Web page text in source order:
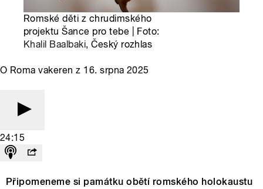
Romské děti z chrudimského
projektu Šance pro tebe | Foto:
Khalil Baalbaki, Český rozhlas
O Roma vakeren z 16. srpna 2025
24:15
Připomeneme si památku obětí romského holokaustu